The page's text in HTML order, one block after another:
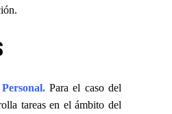
Para el caso del
tareas en el ámbito del